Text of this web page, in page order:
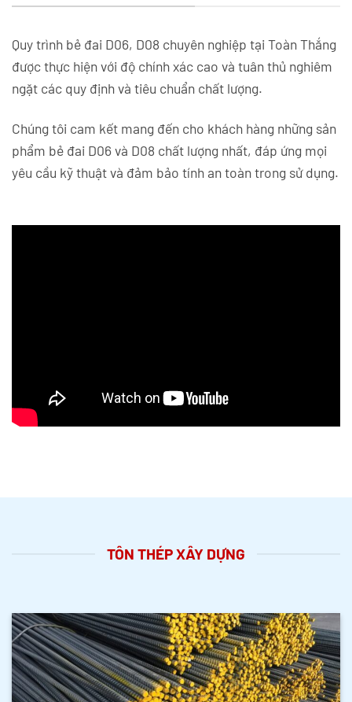
Quy trình bẻ đai D06, D08 chuyên nghiệp tại Toàn Thắng
được thực hiện với độ chính xác cao và tuân thủ nghiêm
ngặt các quy định và tiêu chuẩn chất lượng.
Chúng tôi cam kết mang đến cho khách hàng những sản
phẩm bẻ đai D06 và D08 chất lượng nhất, đáp ứng mọi
yêu cầu kỹ thuật và đảm bảo tính an toàn trong sử dụng.
TÔN THÉP XÂY DỰNG